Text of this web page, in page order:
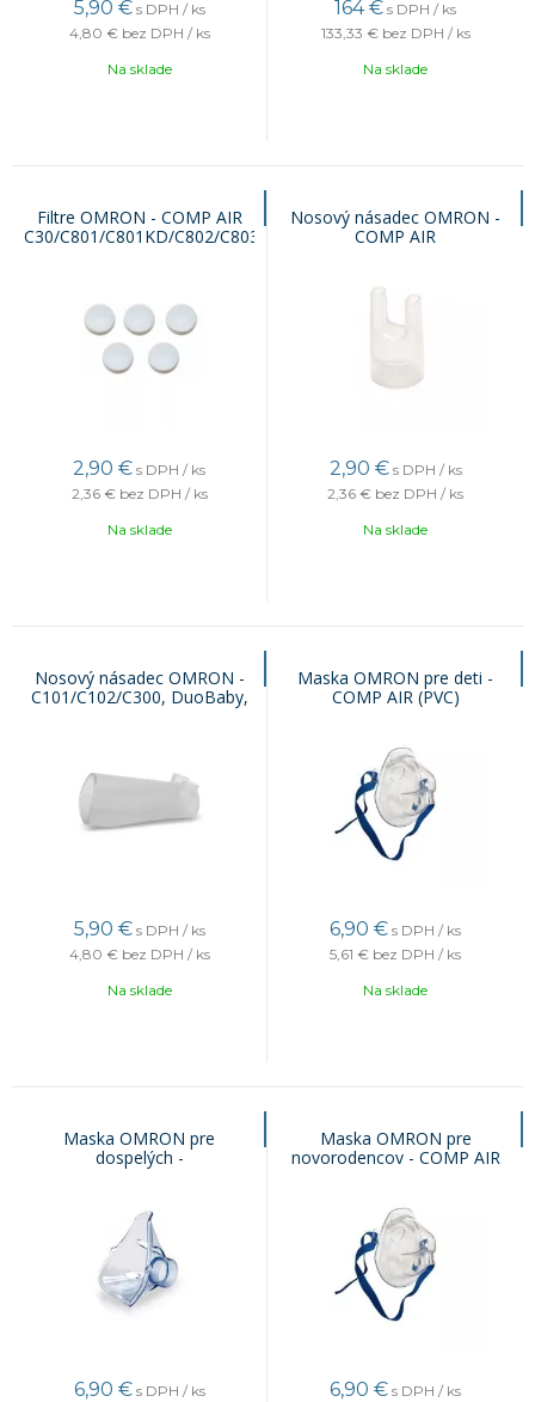
5,90 € s DPH / ks
4,80 € bez DPH / ks
Na sklade
164 € s DPH / ks
133,33 € bez DPH / ks
Na sklade
Filtre OMRON - COMP AIR
C30/C801/C801KD/C802/C803
2,90 € s DPH / ks
2,36 € bez DPH / ks
Na sklade
Nosový násadec OMRON -
COMP AIR
2,90 € s DPH / ks
2,36 € bez DPH / ks
Na sklade
Nosový násadec OMRON -
C101/C102/C300, DuoBaby,
5,90 € s DPH / ks
4,80 € bez DPH / ks
Na sklade
Maska OMRON pre deti -
COMP AIR (PVC)
6,90 € s DPH / ks
5,61 € bez DPH / ks
Na sklade
Maska OMRON pre
dospelých -
C101/C102/C300/DuoBaby/Nami
6,90 € s DPH / ks
Maska OMRON pre
novorodencov - COMP AIR
6,90 € s DPH / ks